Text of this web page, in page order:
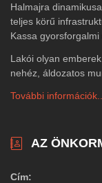
Halmajra
teljes körű
Kassa gyorsforgalmi
Lakói olyan
nehéz, áldozatos
További információk...
AZ
Cím: